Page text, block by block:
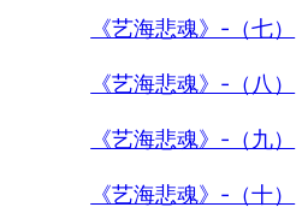
《艺海悲魂》-（七）
《艺海悲魂》-（八）
《艺海悲魂》-（九）
《艺海悲魂》-（十）